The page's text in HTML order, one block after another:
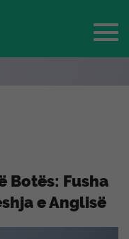
Botës: Fusha
e Anglisë